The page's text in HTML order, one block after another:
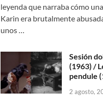
leyenda que narraba cómo
Karin era brutalmente
unos …
Sesión
(1963) /
pendule
2 agosto,